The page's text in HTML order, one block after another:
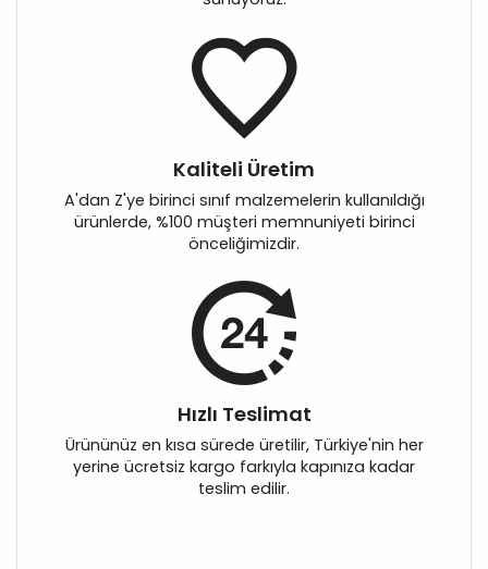
Kaliteli Üretim
A'dan Z'ye birinci sınıf malzemelerin kullanıldığı
ürünlerde, %100 müşteri memnuniyeti birinci
önceliğimizdir.
Hızlı Teslimat
Ürününüz en kısa sürede üretilir, Türkiye'nin her
yerine ücretsiz kargo farkıyla kapınıza kadar
teslim edilir.